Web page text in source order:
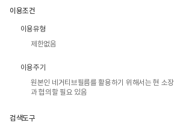
이용조건
이용유형
제한없음
이용주기
원본인 네거티브필름를 활용하기 위해서는 현 소
과 협의할 필요 있음
검색도구